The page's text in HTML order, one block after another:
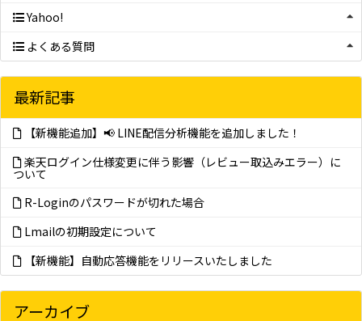
Yahoo!
よくある質問
最新記事
【新機能追加】📢 LINE配信分析機能を追加しました！
楽天ログイン仕様変更に伴う影響（レビュー取込みエラー）に
ついて
R-Loginのパスワードが切れた場合
Lmailの初期設定について
【新機能】自動応答機能をリリースいたしました
アーカイブ